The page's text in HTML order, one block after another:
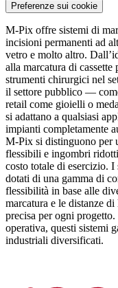
Preferenze sui cookie
M-Pix offre sistemi di
incisioni permanenti ad
vetro e molto altro.
alla marcatura di
strumenti chirurgici nel
il settore pubblico —
retail come gioielli o
si adattano a qualsiasi
impianti completamente
M-Pix si distinguono per
flessibili e ingombri
costo totale di esercizio.
dotati di una gamma di
flessibilità in base alle
marcatura e le distanze
precisa per ogni
operativa, questi sistemi
industriali diversificati.